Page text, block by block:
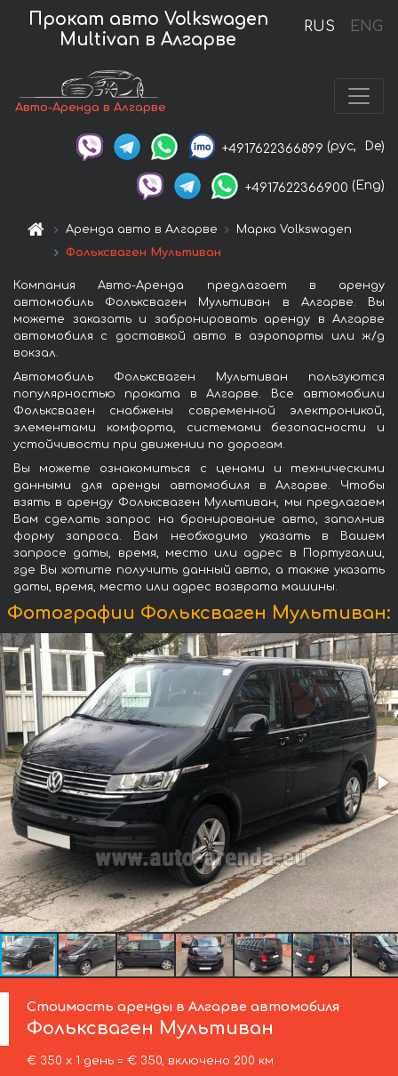
RUS ENG
Прокат авто Volkswagen
Multivan в Алгарве
Авто-Аренда в Алгарве
+4917622366899 (рус, De)
+4917622366900 (Eng)
Аренда авто в Алгарве
Марка Volkswagen
Фольксваген Мультиван
Компания Авто-Аренда предлагает в аренду
автомобиль Фольксваген Мультиван в Алгарве. Вы
можете заказать и забронировать аренду в Алгарве
автомобиля с доставкой авто в аэропорты или ж/д
вокзал.
Автомобиль Фольксваген Мультиван пользуются
популярностью проката в Алгарве. Все автомобили
Фольксваген снабжены современной электроникой,
элементами комфорта, системами безопасности и
устойчивости при движении по дорогам.
Вы можете ознакомиться с ценами и техническими
данными для аренды автомобиля в Алгарве. Чтобы
взять в аренду Фольксваген Мультиван, мы предлагаем
Вам сделать запрос на бронирование авто, заполнив
форму запроса. Вам необходимо указать в Вашем
запросе даты, время, место или адрес в Португалии,
где Вы хотите получить данный авто, а также указать
даты, время, место или адрес возврата машины.
Фотографии Фольксваген Мультиван:
Стоимость аренды в Алгарве автомобиля
Фольксваген Мультиван
€ 350 х 1 день = € 350, включено 200 км